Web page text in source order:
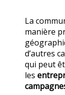
La
manière
d’autres
qui peut
les